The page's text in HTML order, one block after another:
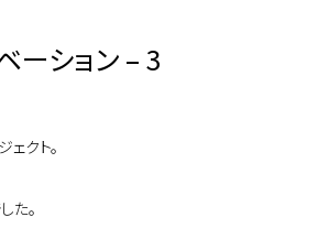
ーション – 3
クト。
た。